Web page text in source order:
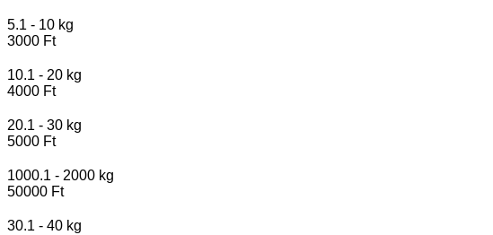
5.1 - 10 kg
3000 Ft
10.1 - 20 kg
4000 Ft
20.1 - 30 kg
5000 Ft
1000.1 - 2000 kg
50000 Ft
30.1 - 40 kg